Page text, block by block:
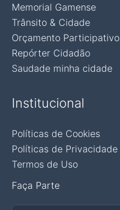
Memorial Gamense
Trânsito & Cidade
Orçamento Participativo
Repórter Cidadão
Saudade minha cidade
Institucional
Políticas de Cookies
Políticas de Privacidade
Termos de Uso
Faça Parte